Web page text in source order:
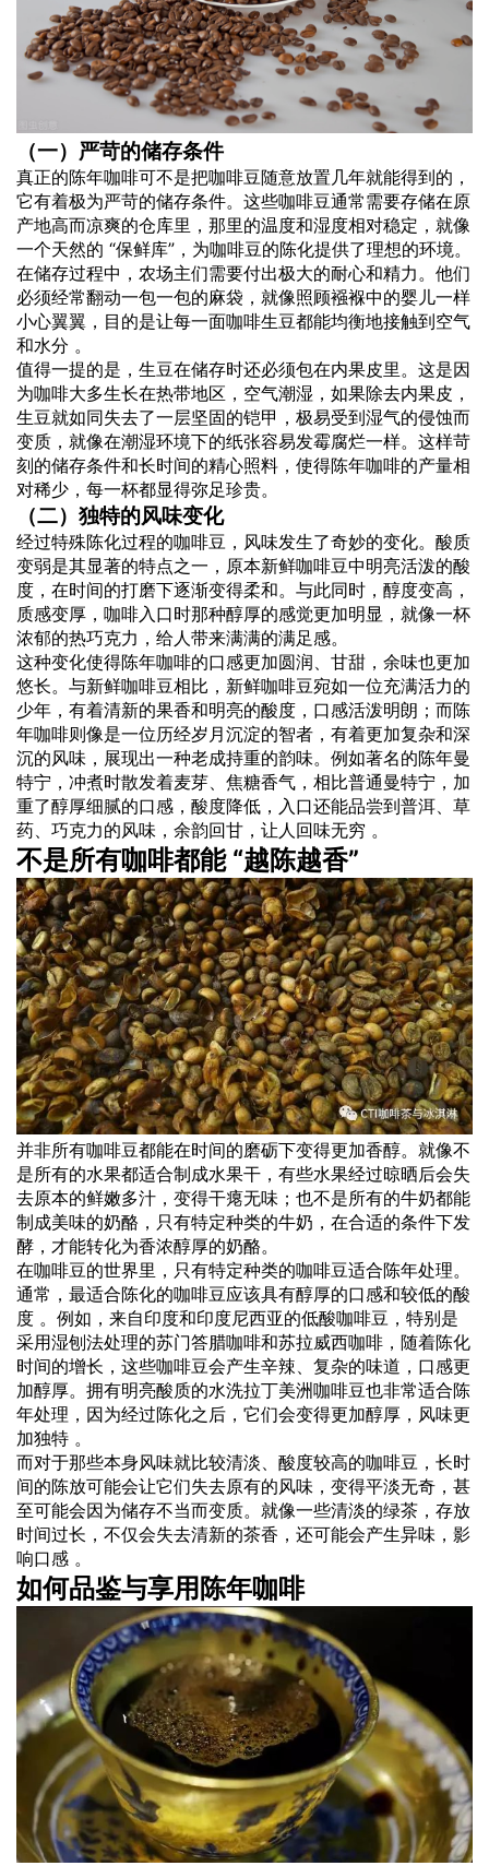
（一）严苛的储存条件
真正的陈年咖啡可不是把咖啡豆随意放置几年就能得到的，
它有着极为严苛的储存条件。这些咖啡豆通常需要存储在原
产地高而凉爽的仓库里，那里的温度和湿度相对稳定，就像
一个天然的 “保鲜库”，为咖啡豆的陈化提供了理想的环境。
在储存过程中，农场主们需要付出极大的耐心和精力。他们
必须经常翻动一包一包的麻袋，就像照顾襁褓中的婴儿一样
小心翼翼，目的是让每一面咖啡生豆都能均衡地接触到空气
和水分 。
值得一提的是，生豆在储存时还必须包在内果皮里。这是因
为咖啡大多生长在热带地区，空气潮湿，如果除去内果皮，
生豆就如同失去了一层坚固的铠甲，极易受到湿气的侵蚀而
变质，就像在潮湿环境下的纸张容易发霉腐烂一样。这样苛
刻的储存条件和长时间的精心照料，使得陈年咖啡的产量相
对稀少，每一杯都显得弥足珍贵。
（二）独特的风味变化
经过特殊陈化过程的咖啡豆，风味发生了奇妙的变化。酸质
变弱是其显著的特点之一，原本新鲜咖啡豆中明亮活泼的酸
度，在时间的打磨下逐渐变得柔和。与此同时，醇度变高，
质感变厚，咖啡入口时那种醇厚的感觉更加明显，就像一杯
浓郁的热巧克力，给人带来满满的满足感。
这种变化使得陈年咖啡的口感更加圆润、甘甜，余味也更加
悠长。与新鲜咖啡豆相比，新鲜咖啡豆宛如一位充满活力的
少年，有着清新的果香和明亮的酸度，口感活泼明朗；而陈
年咖啡则像是一位历经岁月沉淀的智者，有着更加复杂和深
沉的风味，展现出一种老成持重的韵味。例如著名的陈年曼
特宁，冲煮时散发着麦芽、焦糖香气，相比普通曼特宁，加
重了醇厚细腻的口感，酸度降低，入口还能品尝到普洱、草
药、巧克力的风味，余韵回甘，让人回味无穷 。
不是所有咖啡都能 “越陈越香”
并非所有咖啡豆都能在时间的磨砺下变得更加香醇。就像不
是所有的水果都适合制成水果干，有些水果经过晾晒后会失
去原本的鲜嫩多汁，变得干瘪无味；也不是所有的牛奶都能
制成美味的奶酪，只有特定种类的牛奶，在合适的条件下发
酵，才能转化为香浓醇厚的奶酪。
在咖啡豆的世界里，只有特定种类的咖啡豆适合陈年处理。
通常，最适合陈化的咖啡豆应该具有醇厚的口感和较低的酸
度 。例如，来自印度和印度尼西亚的低酸咖啡豆，特别是
采用湿刨法处理的苏门答腊咖啡和苏拉威西咖啡，随着陈化
时间的增长，这些咖啡豆会产生辛辣、复杂的味道，口感更
加醇厚。拥有明亮酸质的水洗拉丁美洲咖啡豆也非常适合陈
年处理，因为经过陈化之后，它们会变得更加醇厚，风味更
加独特 。
而对于那些本身风味就比较清淡、酸度较高的咖啡豆，长时
间的陈放可能会让它们失去原有的风味，变得平淡无奇，甚
至可能会因为储存不当而变质。就像一些清淡的绿茶，存放
时间过长，不仅会失去清新的茶香，还可能会产生异味，影
响口感 。
如何品鉴与享用陈年咖啡